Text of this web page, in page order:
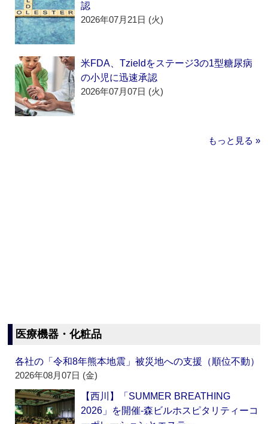
認
2026年07月21日 (火)
米FDA、Tzieldをステージ3の1型糖尿病
の小児に迅速承認
2026年07月07日 (火)
もっと見る »
医療機器・化粧品
各社の「令和8年熊本地震」被災地への支援（順位不動）
2026年08月07日 (金)
【西川】「SUMMER BREATHING
2026」を開催‐森ビルホスピタリティーコ